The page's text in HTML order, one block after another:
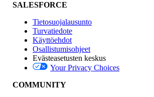
SALESFORCE
Tietosuojalausunto
Turvatiedote
Käyttöehdot
Osallistumisohjeet
Evästeasetusten keskus
Your Privacy Choices
COMMUNITY